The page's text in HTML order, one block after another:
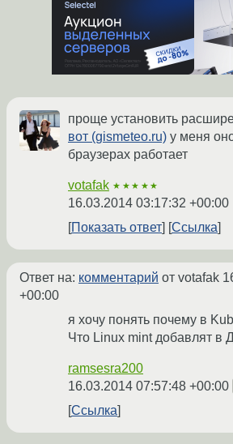
проще установить
вот (gismeteo.ru) у меня
браузерах работает
votafak ★★★★★
16.03.2014 03:17:32 +00:00
Показать ответ
Ссылка
Ответ на: комментарий от votafak
+00:00
я хочу понять почему в
Что Linux mint добавлят в
ramsesra200
16.03.2014 07:57:48 +00:00
Ссылка